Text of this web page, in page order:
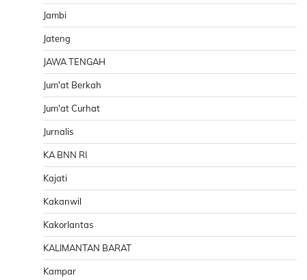
Jambi
Jateng
JAWA TENGAH
Jum'at Berkah
Jum'at Curhat
Jurnalis
KA BNN RI
Kajati
Kakanwil
Kakorlantas
KALIMANTAN BARAT
Kampar